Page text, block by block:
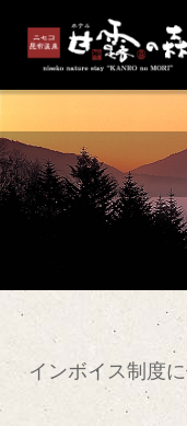
インボイス制度